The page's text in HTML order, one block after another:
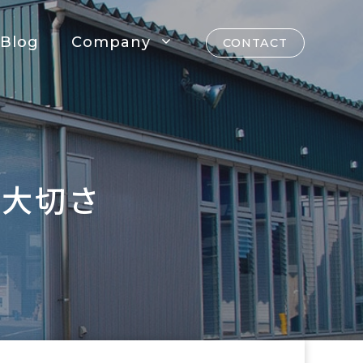
Blog Company CONTACT
切さ